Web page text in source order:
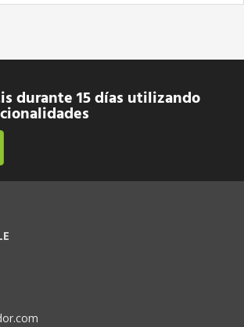
durante 15 días utilizando